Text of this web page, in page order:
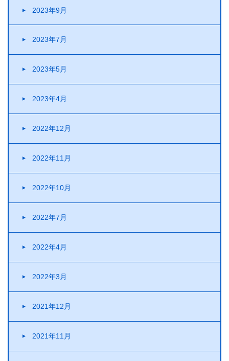
2023年9月
2023年7月
2023年5月
2023年4月
2022年12月
2022年11月
2022年10月
2022年7月
2022年4月
2022年3月
2021年12月
2021年11月